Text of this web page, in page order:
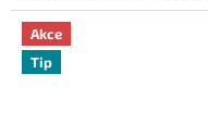
Akce
Tip